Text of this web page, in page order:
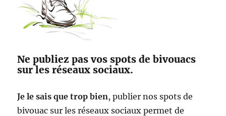
Ne publiez pas vos spots de bivouacs
sur les réseaux sociaux.
Je le sais que trop bien, publier nos spots de
bivouac sur les réseaux sociaux permet de